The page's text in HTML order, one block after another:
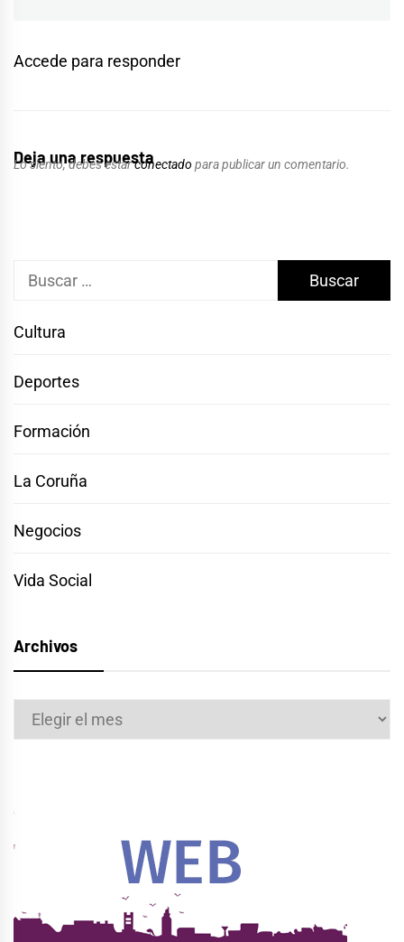
Accede para responder
Deja una respuesta
Lo siento, debes estarconectado para publicar un comentario.
Buscar:
Cultura
Deportes
Formación
La Coruña
Negocios
Vida Social
Archivos
Archivos